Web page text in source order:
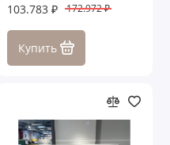
103.783 ₽ 172.972 ₽
Купить